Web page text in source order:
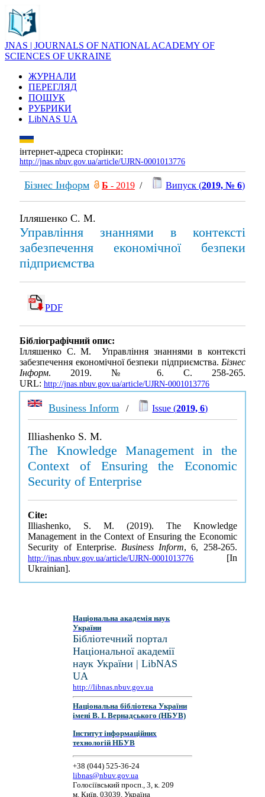
JNAS | JOURNALS OF NATIONAL ACADEMY OF
SCIENCES OF UKRAINE
ЖУРНАЛИ
ПЕРЕГЛЯД
ПОШУК
РУБРИКИ
LibNAS UA
інтернет-адреса сторінки:
http://jnas.nbuv.gov.ua/article/UJRN-0001013776
Бізнес Інформ Б - 2019 / Випуск (2019, № 6)
Ілляшенко С. М.
Управління знаннями в контексті
забезпечення економічної безпеки
підприємства
PDF
Бібліографічний опис:
Ілляшенко С. М. Управління знаннями в контексті
забезпечення економічної безпеки підприємства. Бізнес
Інформ. 2019. № 6. С. 258-265.
URL: http://jnas.nbuv.gov.ua/article/UJRN-0001013776
Business Inform / Issue (2019, 6)
Illiashenko S. M.
The Knowledge Management in the
Context of Ensuring the Economic
Security of Enterprise
Cite:
Illiashenko, S. M. (2019). The Knowledge
Management in the Context of Ensuring the Economic
Security of Enterprise. Business Inform, 6, 258-265.
http://jnas.nbuv.gov.ua/article/UJRN-0001013776 [In
Ukrainian].
Національна академія наук
України
Бібліотечний портал
Національної академії
наук України | LibNAS
UA
http://libnas.nbuv.gov.ua
Національна бібліотека України
імені В. І. Вернадського (НБУВ)
Інститут інформаційних
технологій НБУВ
+38 (044) 525-36-24
libnas@nbuv.gov.ua
Голосіївський просп., 3, к. 209
м. Київ, 03039, Україна